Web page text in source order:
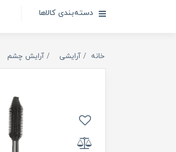
دسته‌بندی کالاها
خانه آرایشی آرایش چشم